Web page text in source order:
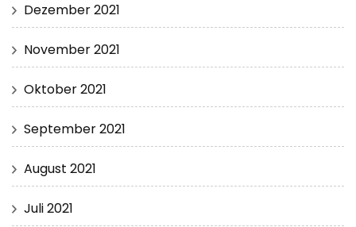
Dezember 2021
November 2021
Oktober 2021
September 2021
August 2021
Juli 2021